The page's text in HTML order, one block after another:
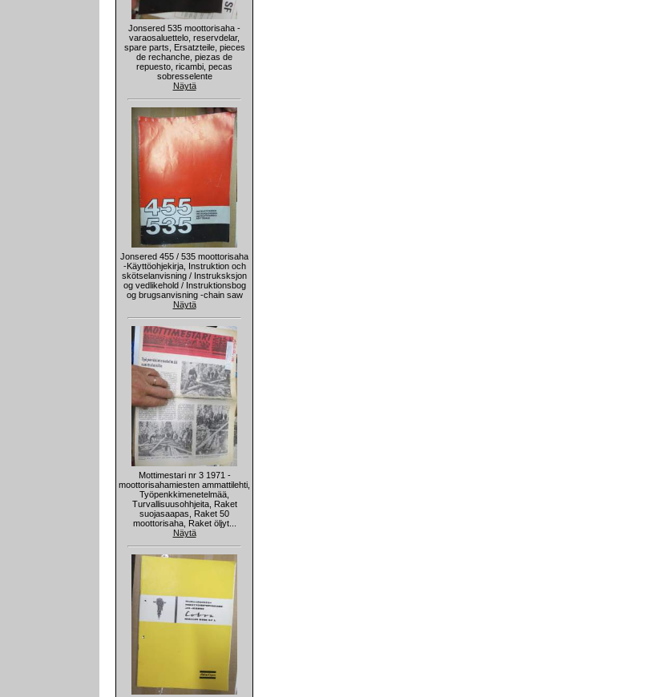
Jonsered 535 moottorisaha -
varaosaluettelo, reservdelar,
spare parts, Ersatzteile, pieces
de rechanche, piezas de
repuesto, ricambi, pecas
sobresselente
Näytä
Jonsered 455 / 535 moottorisaha
-Käyttöohjekirja, Instruktion och
skötselanvisning / Instruksksjon
og vedlikehold / Instruktionsbog
og brugsanvisning -chain saw
Näytä
Mottimestari nr 3 1971 -
moottorisahamiesten ammattilehti,
Työpenkkimenetelmää,
Turvallisuusohhjeita, Raket
suojasaapas, Raket 50
moottorisaha, Raket öljyt...
Näytä